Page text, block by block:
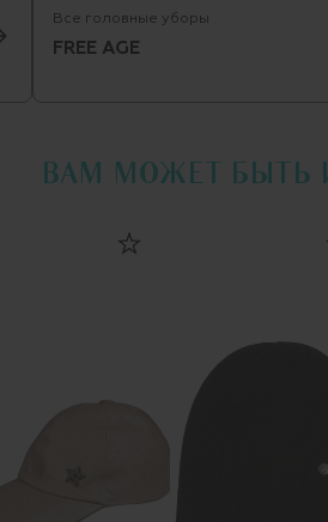
Все головные уборы
FREE AGE
ВАМ МОЖЕТ БЫТЬ